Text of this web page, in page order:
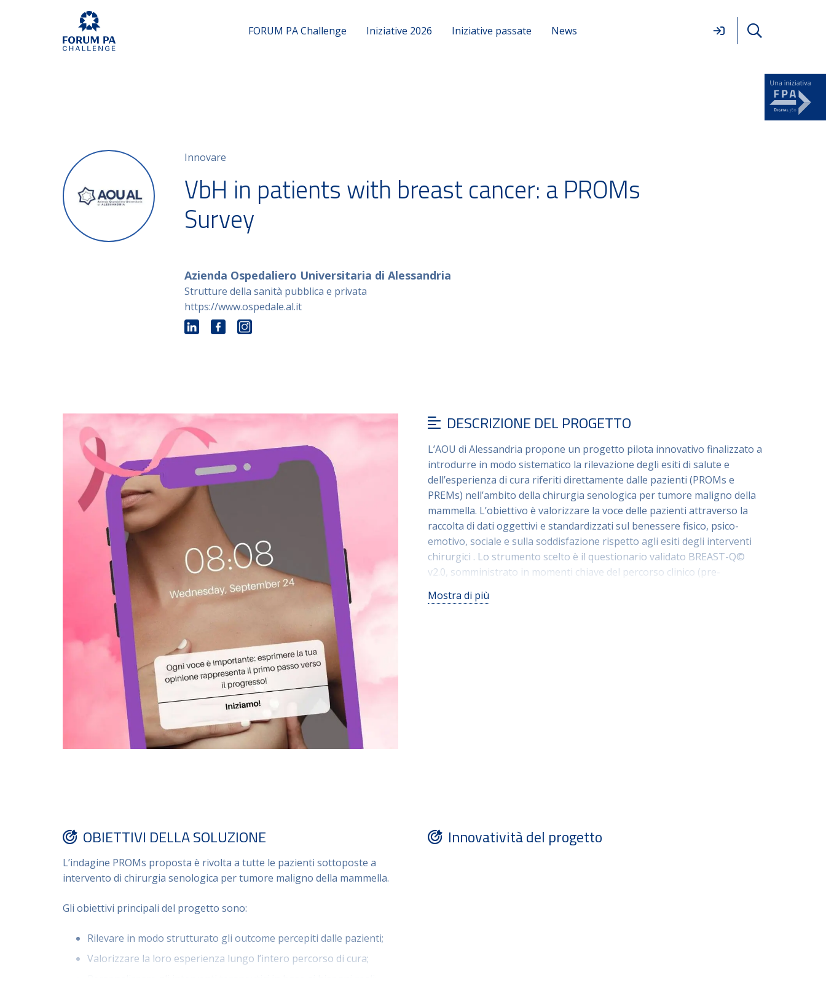
FORUM PA Challenge Iniziative 2026 Iniziative passate News
Innovare
VbH in patients with breast cancer: a PROMs
Survey
Azienda Ospedaliero Universitaria di Alessandria
Strutture della sanità pubblica e privata
https://www.ospedale.al.it
DESCRIZIONE DEL PROGETTO
L’AOU di Alessandria propone un progetto pilota innovativo finalizzato a
introdurre in modo sistematico la rilevazione degli esiti di salute e
dell’esperienza di cura riferiti direttamente dalle pazienti (PROMs e
PREMs) nell’ambito della chirurgia senologica per tumore maligno della
mammella. L’obiettivo è valorizzare la voce delle pazienti attraverso la
raccolta di dati oggettivi e standardizzati sul benessere fisico, psico-
emotivo, sociale e sulla soddisfazione rispetto agli esiti degli interventi
chirurgici . Lo strumento scelto è il questionario validato BREAST-Q©
v2.0, somministrato in momenti chiave del percorso clinico (pre-
anonima e convertiti in punteggi da 0 a 100, consentiranno di
Mostra di più
OBIETTIVI DELLA SOLUZIONE
L’indagine PROMs proposta è rivolta a tutte le pazienti sottoposte a
intervento di chirurgia senologica per tumore maligno della mammella.
Gli obiettivi principali del progetto sono:
Rilevare in modo strutturato gli outcome percepiti dalle pazienti;
Valorizzare la loro esperienza lungo l’intero percorso di cura;
Innovatività del progetto